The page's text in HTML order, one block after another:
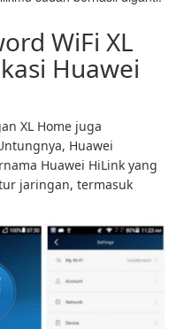
WiFi XL
Huawei
XL Home juga
Huawei
Huawei HiLink yang
jaringan, termasuk